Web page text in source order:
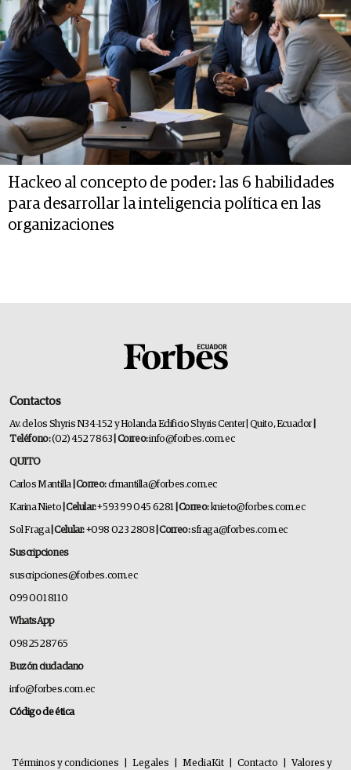
Hackeo al concepto de poder: las 6 habilidades
para desarrollar la inteligencia política en las
organizaciones
Contactos
Av. de los Shyris N34-152 y Holanda Edificio Shyris Center | Quito, Ecuador
Teléfono:(02) 452 7863 | Correo:info@forbes.com.ec
QUITO
Carlos Mantilla | Correo:cfmantilla@forbes.com.ec
Karina Nieto | Celular:+593 99 045 6281 | Correo:knieto@forbes.com.ec
Sol Fraga| Celular:+098 023 2808 | Correo:sfraga@forbes.com.ec
Suscripciones
suscripciones@forbes.com.ec
099 001 8110
WhatsApp
0982528765
Buzón ciudadano
info@forbes.com.ec
Código de ética
Términos y condiciones Legales MediaKit Contacto Valores y